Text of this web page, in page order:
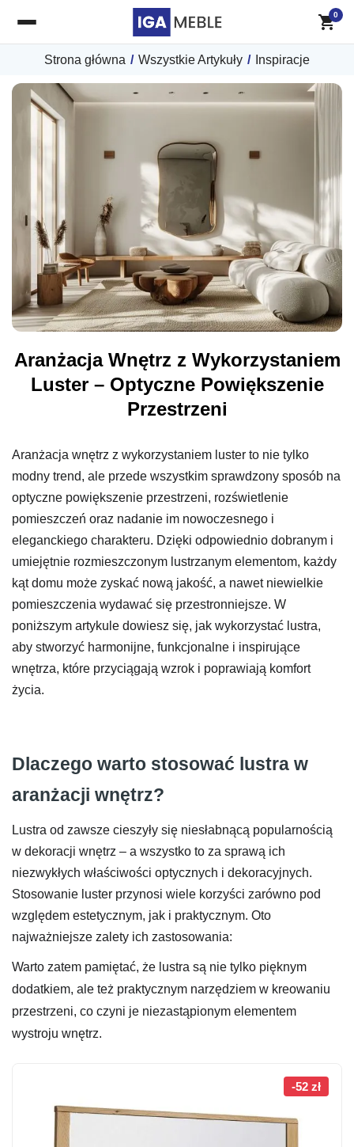
Strona główna / Wszystkie Artykuły / Inspiracje
Aranżacja Wnętrz z Wykorzystaniem
Luster – Optyczne Powiększenie
Przestrzeni
Aranżacja wnętrz z wykorzystaniem luster to nie tylko
modny trend, ale przede wszystkim sprawdzony sposób na
optyczne powiększenie przestrzeni, rozświetlenie
pomieszczeń oraz nadanie im nowoczesnego i
eleganckiego charakteru. Dzięki odpowiednio dobranym i
umiejętnie rozmieszczonym lustrzanym elementom, każdy
kąt domu może zyskać nową jakość, a nawet niewielkie
pomieszczenia wydawać się przestronniejsze. W
poniższym artykule dowiesz się, jak wykorzystać lustra,
aby stworzyć harmonijne, funkcjonalne i inspirujące
wnętrza, które przyciągają wzrok i poprawiają komfort
życia.
Dlaczego warto stosować lustra w
aranżacji wnętrz?
Lustra od zawsze cieszyły się niesłabnącą popularnością
w dekoracji wnętrz – a wszystko to za sprawą ich
niezwykłych właściwości optycznych i dekoracyjnych.
Stosowanie luster przynosi wiele korzyści zarówno pod
względem estetycznym, jak i praktycznym. Oto
najważniejsze zalety ich zastosowania:
Warto zatem pamiętać, że lustra są nie tylko pięknym
dodatkiem, ale też praktycznym narzędziem w kreowaniu
przestrzeni, co czyni je niezastąpionym elementem
wystroju wnętrz.
-52 zł
0